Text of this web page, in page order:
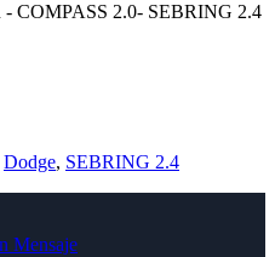
COMPASS 2.0- SEBRING 2.4
Dodge, SEBRING 2.4
Mensaje